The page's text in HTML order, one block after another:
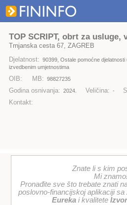
TOP SCRIPT, obrt za usluge,
Trnjanska cesta 67, ZAGREB
Djelatnost: 90399, Ostale pomoćne
izvedbenim umjetnostima
OIB: MB: 98827235
Godina osnivanja: 2024. Veličina: -
Kontakt:
Znate li s kim
Mi
Pronađite sve što trebate znati
poslovno-financijskoj aplikaciji
Eurekai kvalitete